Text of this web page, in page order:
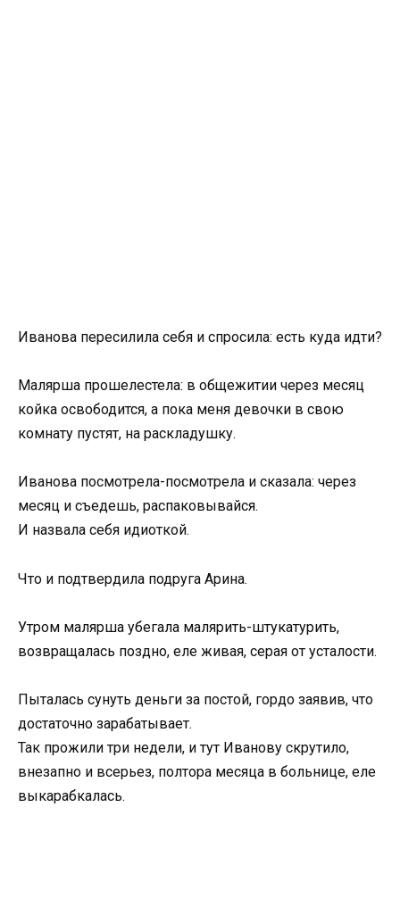
Иванова пересилила себя и спросила: есть куда идти?
Малярша прошелестела: в общежитии через месяц
койка освободится, а пока меня девочки в свою
комнату пустят, на раскладушку.
Иванова посмотрела-посмотрела и сказала: через
месяц и съедешь, распаковывайся.
И назвала себя идиоткой.
Что и подтвердила подруга Арина.
Утром малярша убегала малярить-штукатурить,
возвращалась поздно, еле живая, серая от усталости.
Пыталась сунуть деньги за постой, гордо заявив, что
достаточно зарабатывает.
Так прожили три недели, и тут Иванову скрутило,
внезапно и всерьез, полтора месяца в больнице, еле
выкарабкалась.